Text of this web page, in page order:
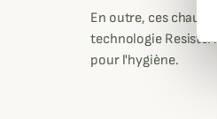
En outre, ces
technologie
pour l'hygiène.